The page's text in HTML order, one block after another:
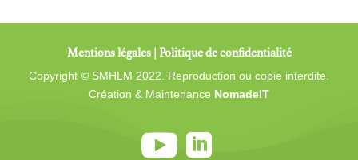
Mentions légales| Politique de confidentialité
Copyright © SMHLM 2022. Reproduction ou copie interdite.
Création & Maintenance NomadeIT
 